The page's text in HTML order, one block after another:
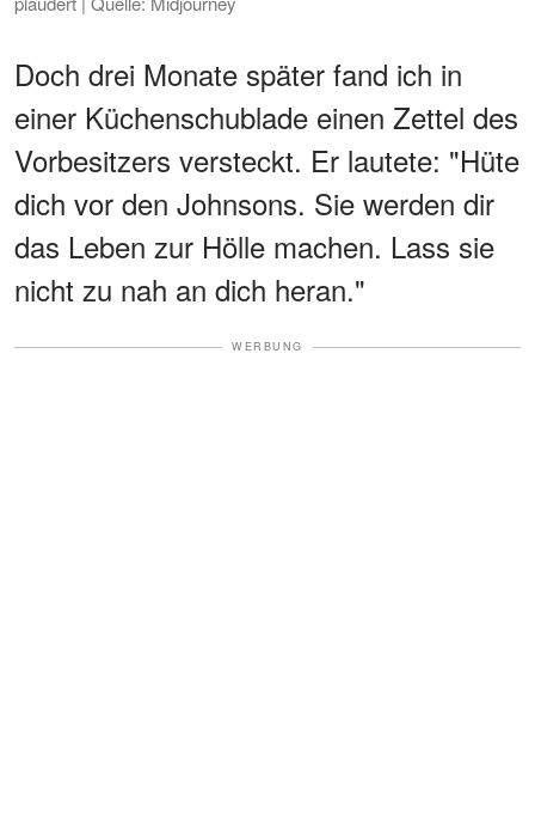
Doch drei Monate später fand ich in
einer Küchenschublade einen Zettel des
Vorbesitzers versteckt. Er lautete: "Hüte
dich vor den Johnsons. Sie werden dir
das Leben zur Hölle machen. Lass sie
nicht zu nah an dich heran."
WERBUNG